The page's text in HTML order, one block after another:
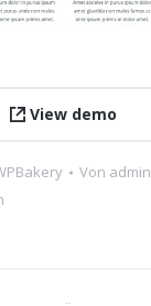
View demo
Von admin